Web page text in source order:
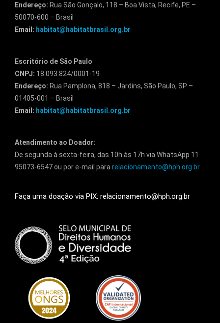
Endereço: Rua São Gonçalo, 118 – Boa Vista, Recife, PE –
50070-600 – Brasil
Email: habitat@habitatbrasil.org.br
Escritório de São Paulo
CNPJ: 18.093.824/0001-19
Endereço: Rua Pamplona, 818 – Jardins, São Paulo, SP –
01405-001 – Brasil
Email: habitat@habitatbrasil.org.br
Atendimento ao Doador:
De segunda à sexta-feira, das 10h às 17h via WhatsApp 11
95073-6547 ou por e-mail para relacionamento@hph.org.br
Faça uma doação via PIX: relacionamento@hph.org.br